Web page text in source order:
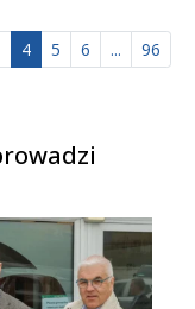
4 5 6 ... 96